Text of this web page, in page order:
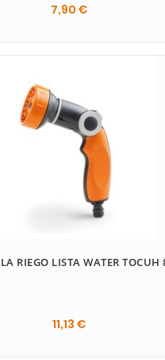
7,90 €
RIEGO LISTA WATER TOCUH
11,13 €